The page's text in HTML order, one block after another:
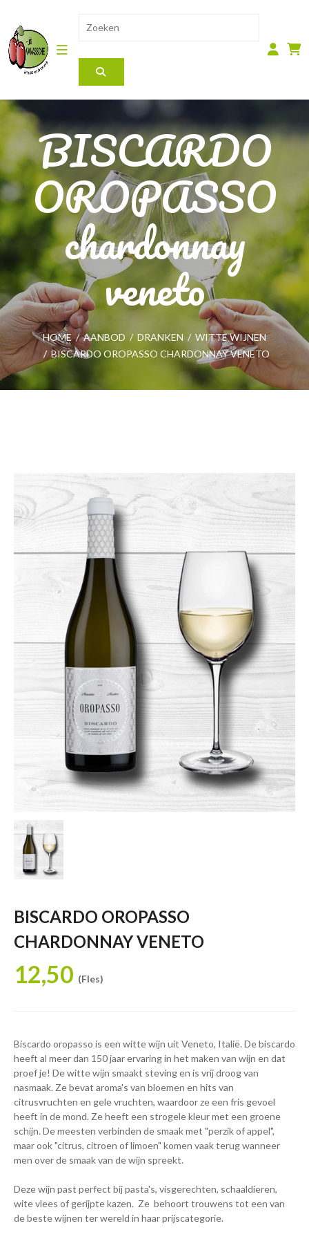
BISCARDO
OROPASSO
chardonnay
veneto
HOME / AANBOD / DRANKEN / WITTE WIJNEN
/ BISCARDO OROPASSO CHARDONNAY VENETO
BISCARDO OROPASSO
CHARDONNAY VENETO
12,50 (Fles)
Biscardo oropasso is een witte wijn uit Veneto, Italië. De biscardo
heeft al meer dan 150 jaar ervaring in het maken van wijn en dat
proef je! De witte wijn smaakt steving en is vrij droog van
nasmaak. Ze bevat aroma's van bloemen en hits van
citrusvruchten en gele vruchten, waardoor ze een fris gevoel
heeft in de mond. Ze heeft een strogele kleur met een groene
schijn. De meesten verbinden de smaak met "perzik of appel",
maar ook "citrus, citroen of limoen" komen vaak terug wanneer
men over de smaak van de wijn spreekt.
Deze wijn past perfect bij pasta's, visgerechten, schaaldieren,
wite vlees of gerijpte kazen. Ze behoort trouwens tot een van
de beste wijnen ter wereld in haar prijscategorie.